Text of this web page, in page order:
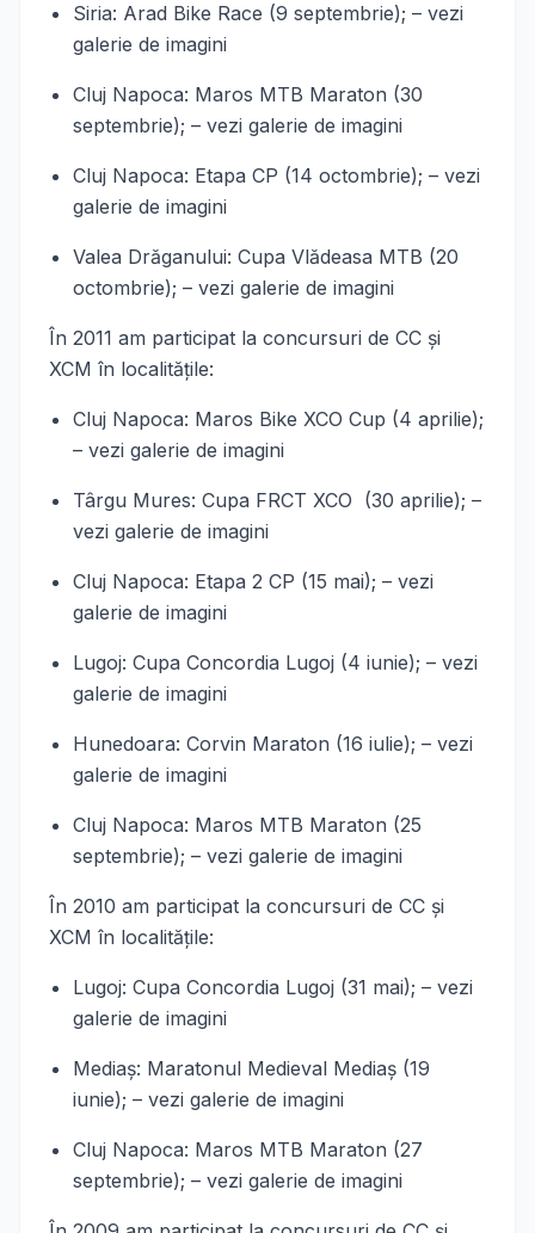
Siria: Arad Bike Race (9 septembrie); – vezi
galerie de imagini
Cluj Napoca: Maros MTB Maraton (30
septembrie); – vezi galerie de imagini
Cluj Napoca: Etapa CP (14 octombrie); – vezi
galerie de imagini
Valea Drăganului: Cupa Vlădeasa MTB (20
octombrie); – vezi galerie de imagini
În 2011 am participat la concursuri de CC şi
XCM în localităţile:
Cluj Napoca: Maros Bike XCO Cup (4 aprilie);
– vezi galerie de imagini
Târgu Mures: Cupa FRCT XCO (30 aprilie); –
vezi galerie de imagini
Cluj Napoca: Etapa 2 CP (15 mai); – vezi
galerie de imagini
Lugoj: Cupa Concordia Lugoj (4 iunie); – vezi
galerie de imagini
Hunedoara: Corvin Maraton (16 iulie); – vezi
galerie de imagini
Cluj Napoca: Maros MTB Maraton (25
septembrie); – vezi galerie de imagini
În 2010 am participat la concursuri de CC şi
XCM în localităţile:
Lugoj: Cupa Concordia Lugoj (31 mai); – vezi
galerie de imagini
Mediaş: Maratonul Medieval Mediaş (19
iunie); – vezi galerie de imagini
Cluj Napoca: Maros MTB Maraton (27
septembrie); – vezi galerie de imagini